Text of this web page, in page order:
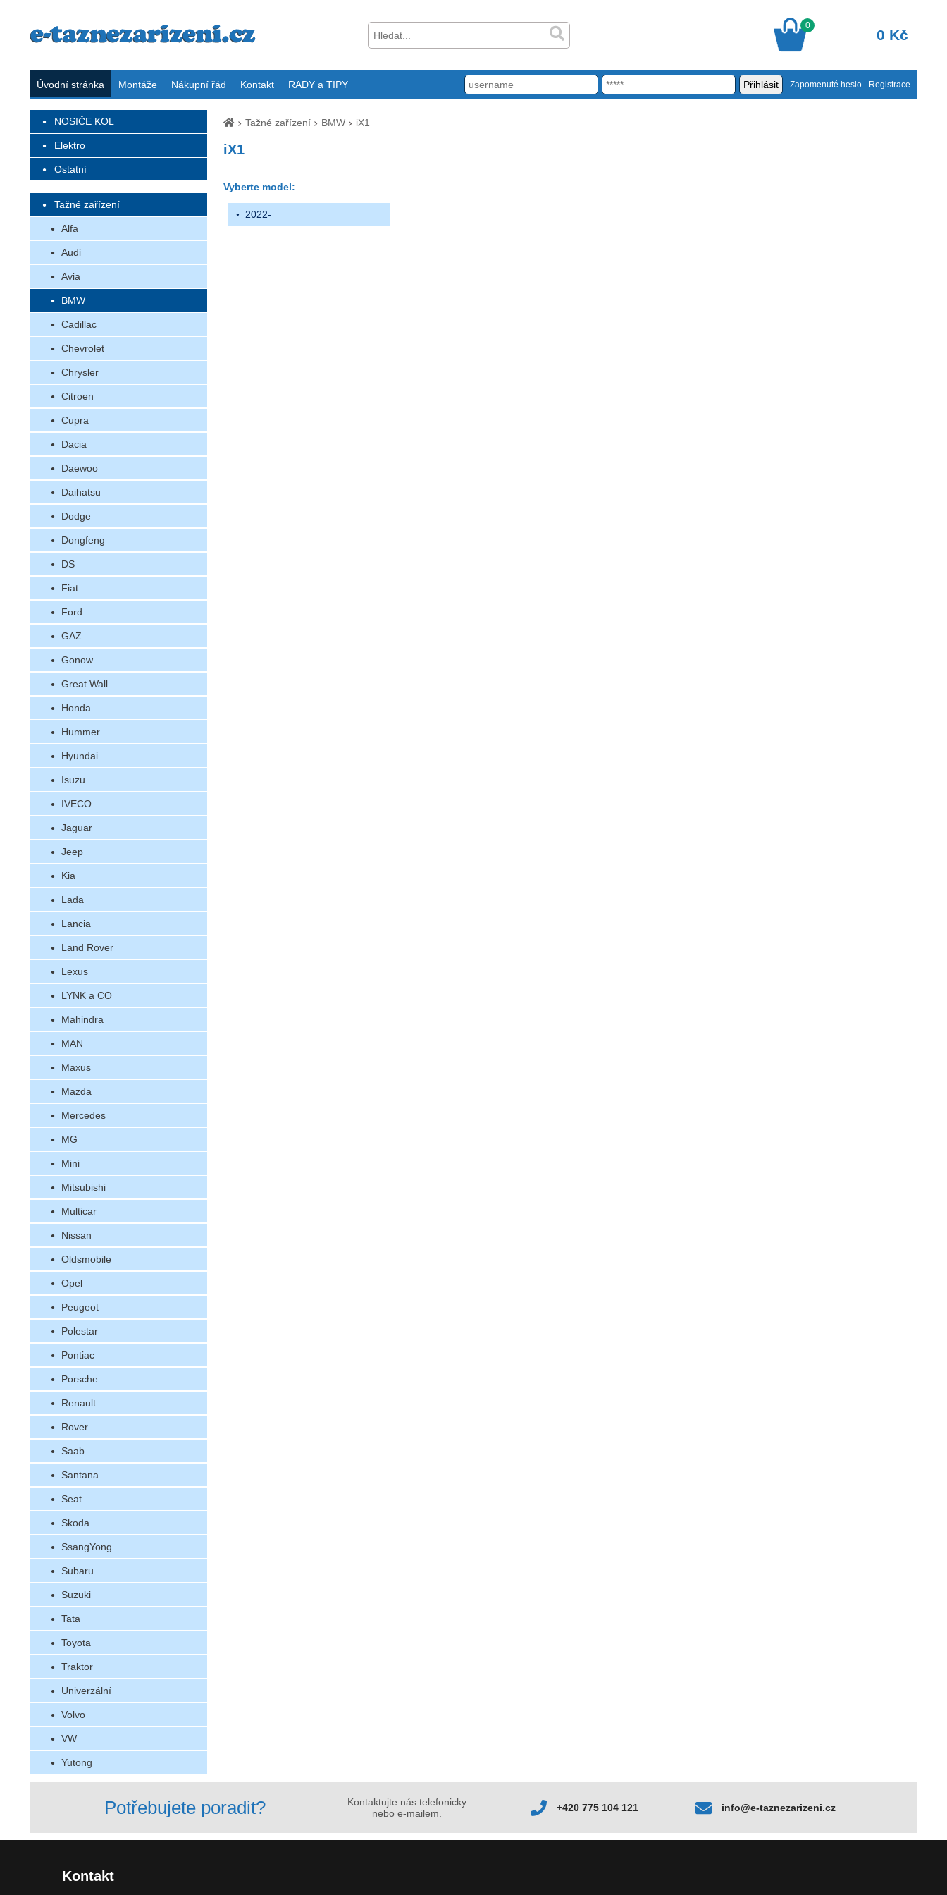
0
0 Kč
Úvodní stránka Montáže Nákupní řád Kontakt RADY a TIPY Zapomenuté heslo Registrace
NOSIČE KOL
Elektro
Ostatní
Tažné zařízení
Alfa
Audi
Avia
BMW
Cadillac
Chevrolet
Chrysler
Citroen
Cupra
Dacia
Daewoo
Daihatsu
Dodge
Dongfeng
DS
Fiat
Ford
GAZ
Gonow
Great Wall
Honda
Hummer
Hyundai
Isuzu
IVECO
Jaguar
Jeep
Kia
Lada
Lancia
Land Rover
Lexus
LYNK a CO
Mahindra
MAN
Maxus
Mazda
Mercedes
MG
Mini
Mitsubishi
Multicar
Nissan
Oldsmobile
Opel
Peugeot
Polestar
Pontiac
Porsche
Renault
Rover
Saab
Santana
Seat
Skoda
SsangYong
Subaru
Suzuki
Tata
Toyota
Traktor
Univerzální
Volvo
VW
Yutong
Tažné zařízení BMW iX1
iX1
Vyberte model:
2022-
Potřebujete poradit?
Kontaktujte nás telefonicky
nebo e-mailem.
+420 775 104 121 info@e-taznezarizeni.cz
Kontakt